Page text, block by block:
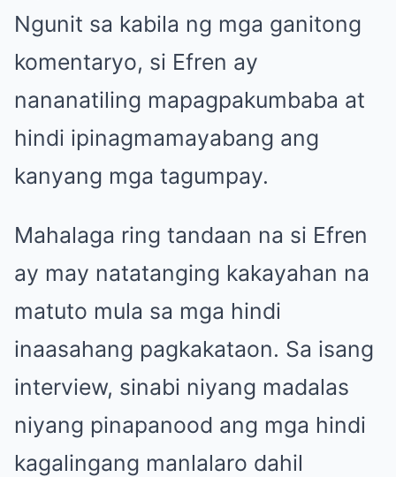
Ngunit sa kabila ng mga ganitong
komentaryo, si Efren ay
nananatiling mapagpakumbaba at
hindi ipinagmamayabang ang
kanyang mga tagumpay.
Mahalaga ring tandaan na si Efren
ay may natatanging kakayahan na
matuto mula sa mga hindi
inaasahang pagkakataon. Sa isang
interview, sinabi niyang madalas
niyang pinapanood ang mga hindi
kagalingang manlalaro dahil